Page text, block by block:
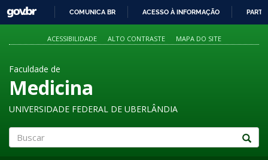
PARA
O
GOVBR
COMUNICA BR ACESSO À INFORMAÇÃO
ACESSIBILIDADE ALTO CONTRASTE MAPA DO SITE
Faculdade de
Medicina
UNIVERSIDADE FEDERAL DE UBERLÂNDIA